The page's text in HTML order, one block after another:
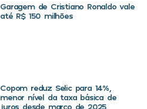
Garagem de Cristiano Ronaldo vale
até R$ 150 milhões
Copom reduz Selic para 14%,
menor nível da taxa básica de
juros desde março de 2025